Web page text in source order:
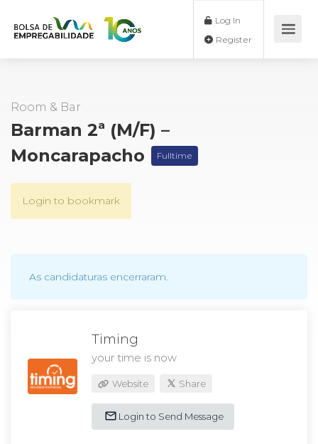
Log In
Room & Bar
Barman 2ª (M/F) –
Moncarapacho
Fulltime
Login to bookmark
As candidaturas encerraram.
Timing
your time is now
Website Share
Login to Send Message